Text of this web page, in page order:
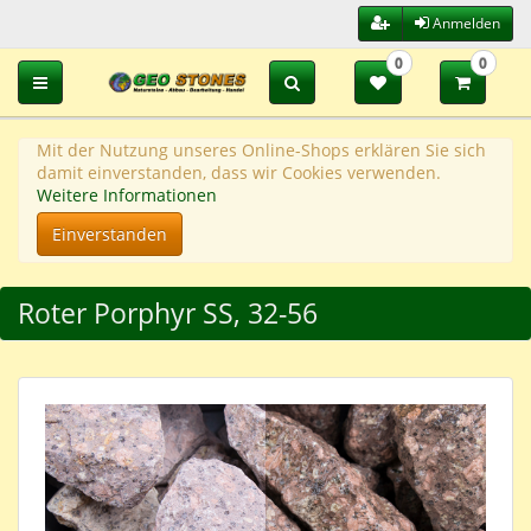
Anmelden
Toggle navigation
0 0
Mit der Nutzung unseres Online-Shops erklären Sie sich
damit einverstanden, dass wir Cookies verwenden.
Weitere Informationen
Einverstanden
Roter Porphyr SS, 32-56